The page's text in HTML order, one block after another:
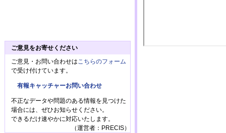
ご意見をお寄せください
ご意見・お問い合わせは こちらのフォーム
で受け付けています。
有報キャッチャーお問い合わせ
不正なデータや問題のある情報を見つけた
場合には、ぜひお知らせください。
できるだけ速やかに対応いたします。
（運営者：PRECIS）